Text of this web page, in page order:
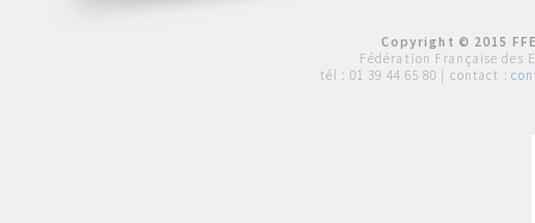
Copyright © 2015
Fédération Française des
tél : 01 39 44 65 80 | contact :